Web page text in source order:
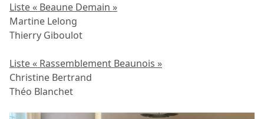
Liste « Beaune Demain »
Martine Lelong
Thierry Giboulot
Liste « Rassemblement Beaunois »
Christine Bertrand
Théo Blanchet